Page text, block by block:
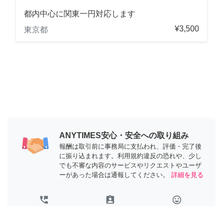
都内中心に関東一円対応します
東京都
¥3,500
ANYTIMES安心・安全への取り組み
報酬は取引前に事務局に支払われ、評価・完了後
に振り込まれます。利用規約違反の恐れや、少し
でも不審な内容のサービスやリクエストやユーザ
ーがあった場合は通報してください。
詳細を見る
perm_phone_msg assignment_ind tag_faces